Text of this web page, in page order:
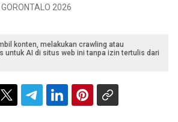
2026
konten, melakukan crawling atau
untuk AI di situs web ini tanpa izin tertulis dari